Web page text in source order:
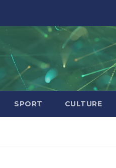
SPORT CULTURE